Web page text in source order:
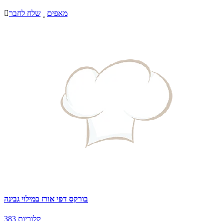
שלח לחבר מאפים
בורקס דפי אורז במילוי גבינה
383 קלוריות